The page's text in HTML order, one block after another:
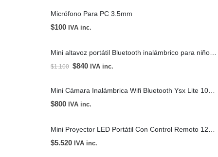
Micrófono Para PC 3.5mm
$100 IVA inc.
$1.100 $840 IVA inc.
Mini Cámara Inalámbrica Wifi Bluetooth Ysx Lite 1080p
$800 IVA inc.
$5.520 IVA inc.